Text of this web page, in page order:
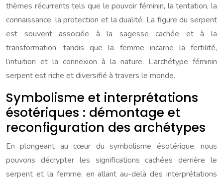
thèmes récurrents tels que le pouvoir féminin, la tentation, la
connaissance, la protection et la dualité. La figure du serpent
est souvent associée à la sagesse cachée et à la
transformation, tandis que la femme incarne la fertilité,
l’intuition et la connexion à la nature. L’archétype féminin
serpent est riche et diversifié à travers le monde.
Symbolisme et interprétations
ésotériques : démontage et
reconfiguration des archétypes
En plongeant au cœur du symbolisme ésotérique, nous
pouvons décrypter les significations cachées derrière le
serpent et la femme, en allant au-delà des interprétations